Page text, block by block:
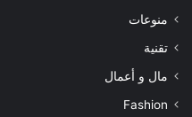
منوعات
تقنية
مال و أعمال
Fashion